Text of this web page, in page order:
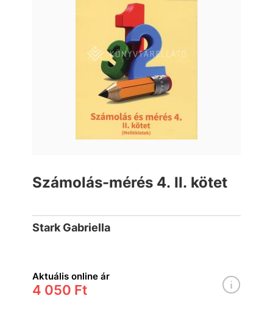
Számolás-mérés 4. II. kötet
Stark Gabriella
Aktuális online ár
4 050 Ft